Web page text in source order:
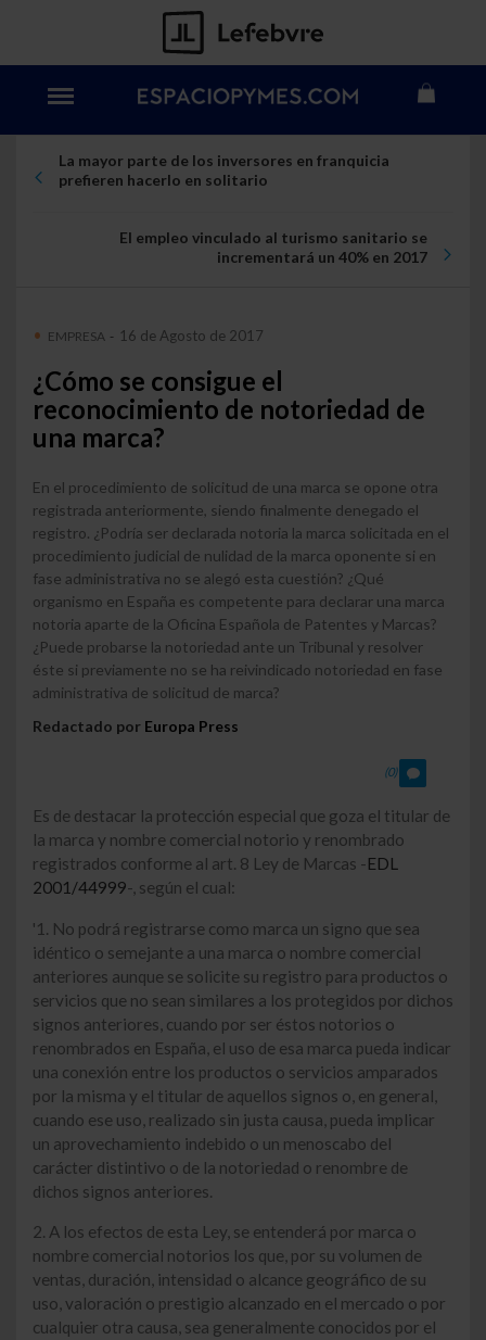
La mayor parte de los inversores en franquicia
prefieren hacerlo en solitario
El empleo vinculado al turismo sanitario se
incrementará un 40% en 2017
EMPRESA - 16 de Agosto de 2017
¿Cómo se consigue el
reconocimiento de notoriedad de
una marca?
En el procedimiento de solicitud de una marca se opone otra
registrada anteriormente, siendo finalmente denegado el
registro. ¿Podría ser declarada notoria la marca solicitada en el
procedimiento judicial de nulidad de la marca oponente si en
fase administrativa no se alegó esta cuestión? ¿Qué
organismo en España es competente para declarar una marca
notoria aparte de la Oficina Española de Patentes y Marcas?
¿Puede probarse la notoriedad ante un Tribunal y resolver
éste si previamente no se ha reivindicado notoriedad en fase
administrativa de solicitud de marca?
Redactado por Europa Press
(0)
Es de destacar la protección especial que goza el titular de
la marca y nombre comercial notorio y renombrado
registrados conforme al art. 8 Ley de Marcas -EDL
2001/44999-, según el cual:
'1. No podrá registrarse como marca un signo que sea
idéntico o semejante a una marca o nombre comercial
anteriores aunque se solicite su registro para productos o
servicios que no sean similares a los protegidos por dichos
signos anteriores, cuando por ser éstos notorios o
renombrados en España, el uso de esa marca pueda indicar
una conexión entre los productos o servicios amparados
por la misma y el titular de aquellos signos o, en general,
cuando ese uso, realizado sin justa causa, pueda implicar
un aprovechamiento indebido o un menoscabo del
carácter distintivo o de la notoriedad o renombre de
dichos signos anteriores.
2. A los efectos de esta Ley, se entenderá por marca o
nombre comercial notorios los que, por su volumen de
ventas, duración, intensidad o alcance geográfico de su
uso, valoración o prestigio alcanzado en el mercado o por
cualquier otra causa, sea generalmente conocidos por el